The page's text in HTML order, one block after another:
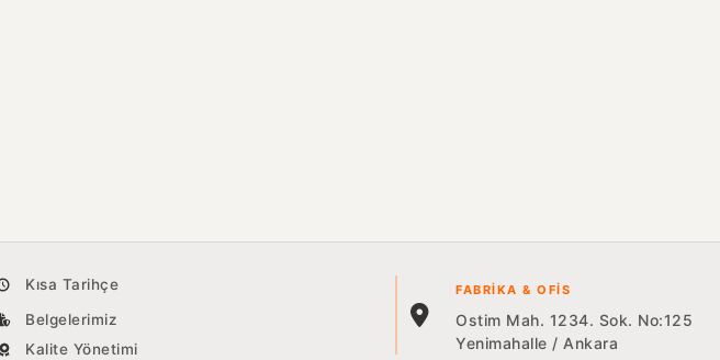
Kısa Tarihçe
Belgelerimiz
Kalite Yönetimi
FABRIKA & OFIS
Ostim Mah. 1234. Sok. No:125
Yenimahalle / Ankara